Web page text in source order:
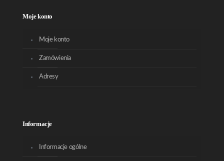
Moje konto
Moje konto
Zamówienia
Adresy
Informacje
Informacje ogólne